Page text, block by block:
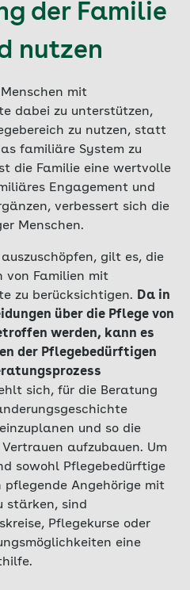
der Familie
nutzen
mit
dabei zu unterstützen,
zu nutzen, statt
familiäre System zu
die Familie eine wertvolle
Engagement und
verbessert sich die
Menschen.
gilt es, die
von Familien mit
zu berücksichtigen. Da in
über die Pflege von
werden, kann es
der Pflegebedürftigen
sich, für die Beratung
und so die
aufzubauen. Um
sowohl Pflegebedürftige
Angehörige mit
stärken, sind
Pflegekurse oder
eine